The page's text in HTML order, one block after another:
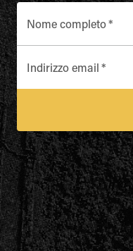
Nome completo*
Indirizzo email *